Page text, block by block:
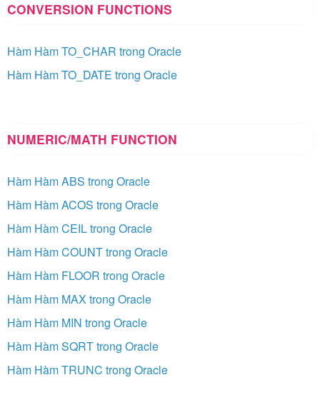
CONVERSION FUNCTIONS
Hàm Hàm TO_CHAR trong Oracle
Hàm Hàm TO_DATE trong Oracle
NUMERIC/MATH FUNCTION
Hàm Hàm ABS trong Oracle
Hàm Hàm ACOS trong Oracle
Hàm Hàm CEIL trong Oracle
Hàm Hàm COUNT trong Oracle
Hàm Hàm FLOOR trong Oracle
Hàm Hàm MAX trong Oracle
Hàm Hàm MIN trong Oracle
Hàm Hàm SQRT trong Oracle
Hàm Hàm TRUNC trong Oracle